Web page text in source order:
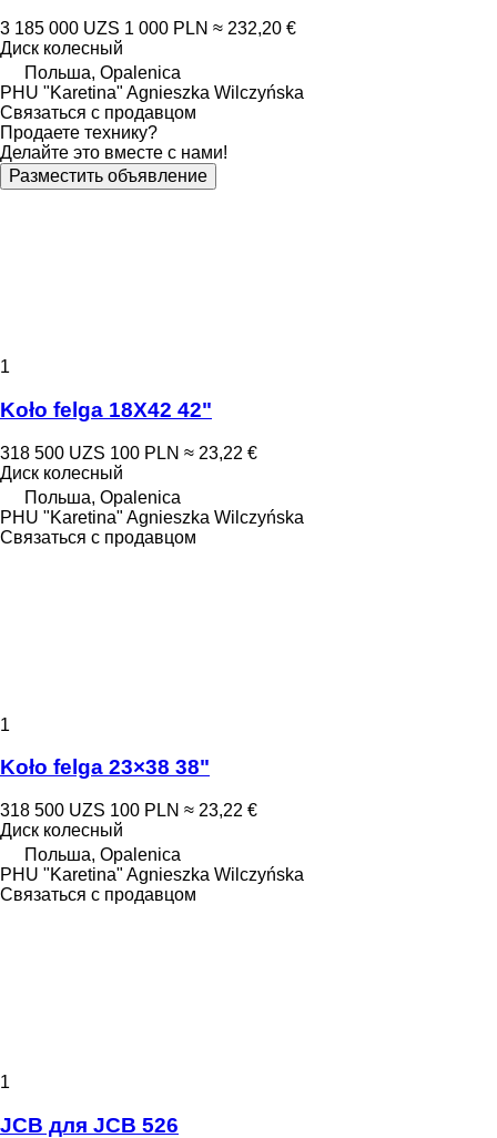
3 185 000 UZS 1 000 PLN ≈ 232,20 €
Диск колесный
Польша, Opalenica
PHU "Karetina" Agnieszka Wilczyńska
Связаться с продавцом
Продаете технику?
Делайте это вместе с нами!
Разместить объявление
1
Koło felga 18X42 42"
318 500 UZS 100 PLN ≈ 23,22 €
Диск колесный
Польша, Opalenica
PHU "Karetina" Agnieszka Wilczyńska
Связаться с продавцом
1
Koło felga 23×38 38"
318 500 UZS 100 PLN ≈ 23,22 €
Диск колесный
Польша, Opalenica
PHU "Karetina" Agnieszka Wilczyńska
Связаться с продавцом
1
JCB для JCB 526